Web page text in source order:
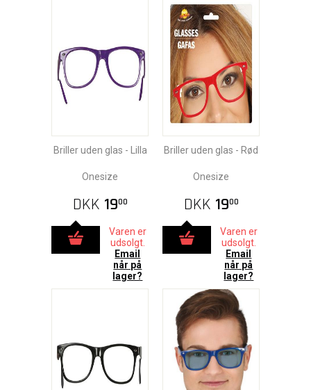
Briller uden glas - Lilla
Onesize
DKK 1900
Varen er
udsolgt.
Email
når på
lager?
Briller uden glas - Rød
Onesize
DKK 1900
Varen er
udsolgt.
Email
når på
lager?